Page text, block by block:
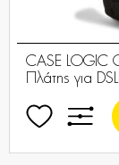
CASE LOGIC
Πλάτης για